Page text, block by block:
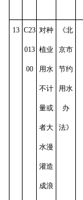
13 C23
013
00
对种
植业
用水
不计
量或
者大
水漫
灌造
成浪
《北
京市
节约
用水
办
法》